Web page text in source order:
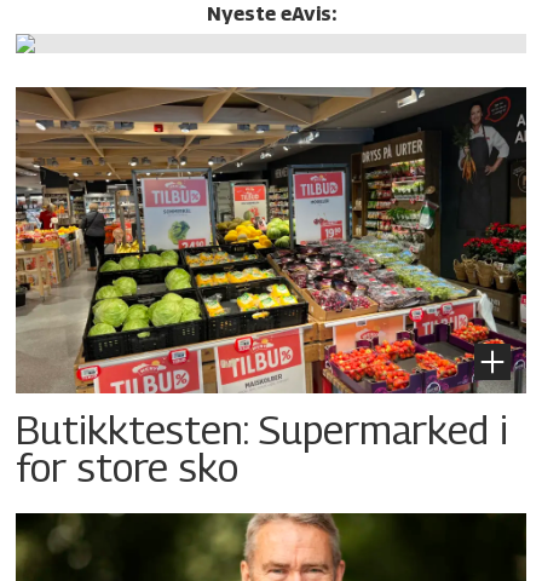
Nyeste eAvis:
Butikktesten: Supermarked i
for store sko